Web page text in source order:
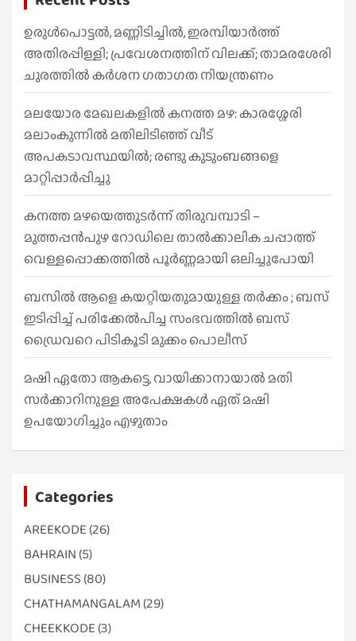
h
ഉരുൾപൊട്ടൽ, മണ്ണിടിച്ചിൽ, ഇരമ്പിയാര്‍ത്ത്
അതിരപ്പിള്ളി; പ്രവേശനത്തിന് വിലക്ക്; താമരശേരി
ചുരത്തില്‍ കര്‍ശന ഗതാഗത നിയന്ത്രണം
മലയോര മേഖലകളിൽ കനത്ത മഴ: കാരശ്ശേരി
മലാംകുന്നിൽ മതിലിടിഞ്ഞ് വീട്
അപകടാവസ്ഥയിൽ; രണ്ടു കുടുംബങ്ങളെ
മാറ്റിപ്പാർപ്പിച്ചു
കനത്ത മഴയെത്തുടർന്ന് തിരുവമ്പാടി –
മുത്തപ്പൻപുഴ റോഡിലെ താൽക്കാലിക ചപ്പാത്ത്
വെള്ളപ്പൊക്കത്തിൽ പൂർണ്ണമായി ഒലിച്ചുപോയി
ബസിൽ ആളെ കയറ്റിയതുമായുള്ള തർക്കം ; ബസ്
ഇടിപ്പിച്ച് പരിക്കേൽപിച്ച സംഭവത്തിൽ ബസ്
ഡ്രൈവറെ പിടികൂടി മുക്കം പൊലീസ്
മഷി ഏതോ ആകട്ടെ, വായിക്കാനായാൽ മതി​
സർക്കാറിനുള്ള അപേക്ഷകൾ ഏത് മഷി
ഉപയോഗിച്ചും എഴുതാം
Categories
AREEKODE (26)
BAHRAIN (5)
BUSINESS (80)
CHATHAMANGALAM (29)
CHEEKKODE (3)